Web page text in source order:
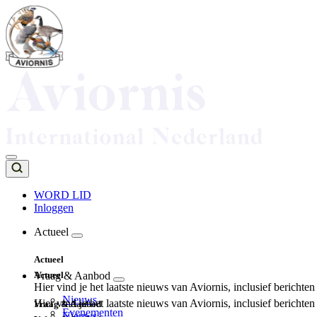
Overslaan
en
naar
de
inhoud
Top
navigation
WORD LID
Inloggen
navigation
Actueel
Actueel
Hier vind je het laatste nieuws van Aviornis, inclusief
Nieuws
Evenementen
Actueel
Hier vind je het laatste nieuws van Aviornis, inclusief
Vraag & Aanbod
Vraag & Aanbod